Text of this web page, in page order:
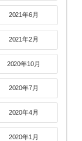
2021年6月
2021年2月
2020年10月
2020年7月
2020年4月
2020年1月